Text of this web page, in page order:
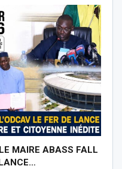
MAIRE ABASS FALL